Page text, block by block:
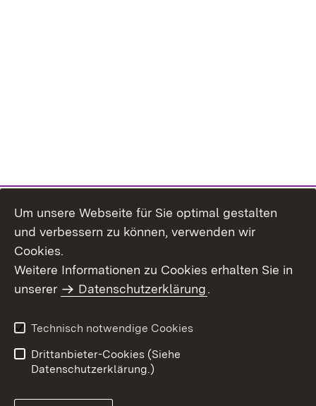
Benutzungshinweise
Erklärung zur
Um unsere Webseite für Sie optimal gestalten
und verbessern zu können, verwenden wir
Cookies.
Weitere Informationen zu Cookies erhalten Sie in
unserer
Datenschutzerklärung.
Technisch notwendige Cookies
Drittanbieter-Cookies (Siehe
Datenschutzerklärung.)